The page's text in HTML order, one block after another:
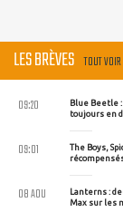
LES BRÈVES TOUT VOIR
Blue Beetle
toujours en
09:20
The Boys,
09:01
Lanterns :
Max sur les
08 AOU